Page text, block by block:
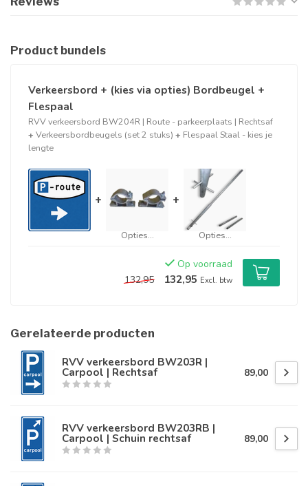
Product bundels
Verkeersbord + (kies via opties) Bordbeugel +
Flespaal
RVV verkeersbord BW204R | Route - parkeerplaats | Rechtsaf
+ Verkeersbordbeugels (set 2 stuks) + Flespaal Staal - kies je
lengte
+
Opties...
+
Opties...
Op voorraad
132,95
132,95 Excl. btw
Gerelateerde producten
RVV verkeersbord BW203R |
Carpool | Rechtsaf 89,00
RVV verkeersbord BW203RB |
Carpool | Schuin rechtsaf 89,00